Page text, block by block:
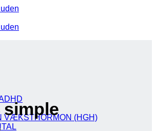
VÆKSTHORMON (HGH)
simple